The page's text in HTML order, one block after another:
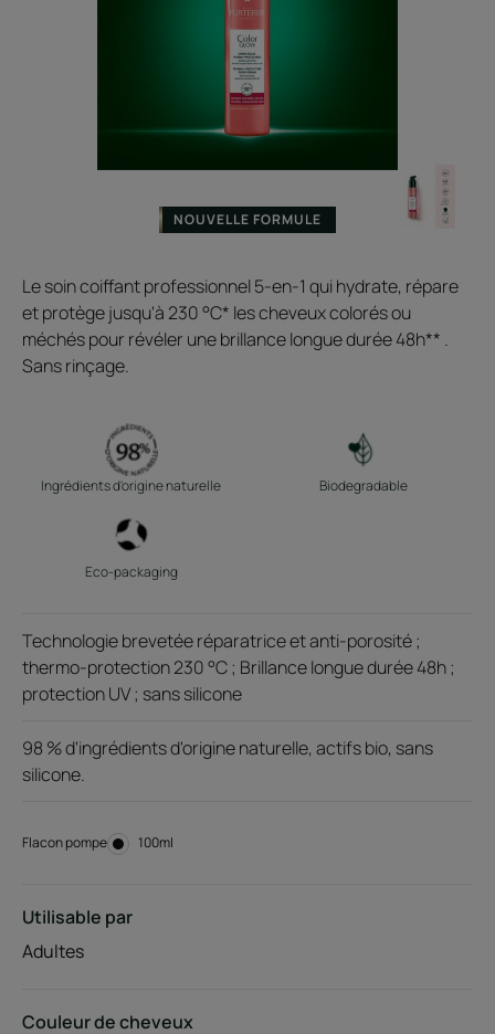
NOUVELLE FORMULE
Le soin coiffant professionnel 5-en-1 qui hydrate, répare
et protège jusqu'à 230 °C* les cheveux colorés ou
méchés pour révéler une brillance longue durée 48h** .
Sans rinçage.
Ingrédients d'origine naturelle Biodegradable
Eco-packaging
Technologie brevetée réparatrice et anti-porosité ;
thermo-protection 230 °C ; Brillance longue durée 48h ;
protection UV ; sans silicone
98 % d'ingrédients d'origine naturelle, actifs bio, sans
silicone.
Flacon pompe
Flacon
100ml
Utilisable par
Adultes
Couleur de cheveux